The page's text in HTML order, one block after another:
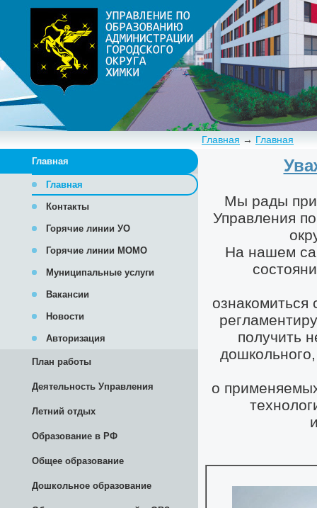
Главная → Главная
Главная
Главная
Контакты
Горячие линии УО
Горячие линии МОМО
Муниципальные услуги
Вакансии
Новости
Авторизация
План работы
Деятельность Управления
Летний отдых
Образование в РФ
Общее образование
Дошкольное образование